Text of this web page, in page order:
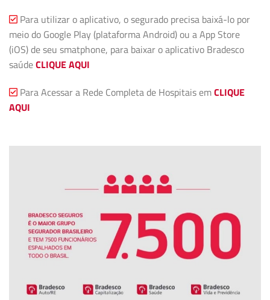
Para utilizar o aplicativo, o segurado precisa baixá-lo por
meio do Google Play (plataforma Android) ou a App Store
(iOS) de seu smatphone, para baixar o aplicativo Bradesco
saúdeCLIQUE AQUI
Para Acessar a Rede Completa de Hospitais emCLIQUE
AQUI